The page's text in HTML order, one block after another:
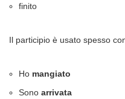
finito
Il participio è usato spesso
Ho mangiato
Sono arrivata